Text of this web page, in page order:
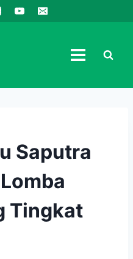
Saputra
Tingkat